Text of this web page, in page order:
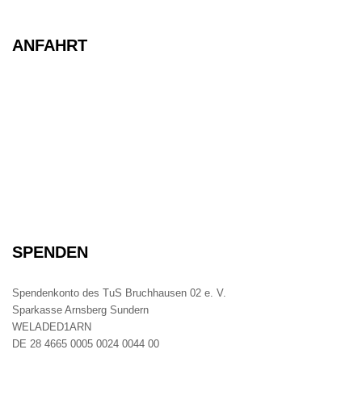
ANFAHRT
SPENDEN
Spendenkonto des TuS Bruchhausen 02 e. V.
Sparkasse Arnsberg Sundern
WELADED1ARN
DE 28 4665 0005 0024 0044 00